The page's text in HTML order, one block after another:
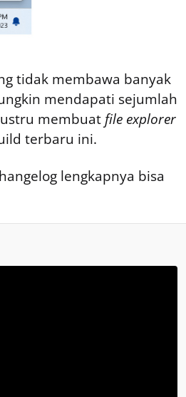
tidak membawa banyak
mendapati sejumlah
membuat file explorer
terbaru ini.
lengkapnya bisa